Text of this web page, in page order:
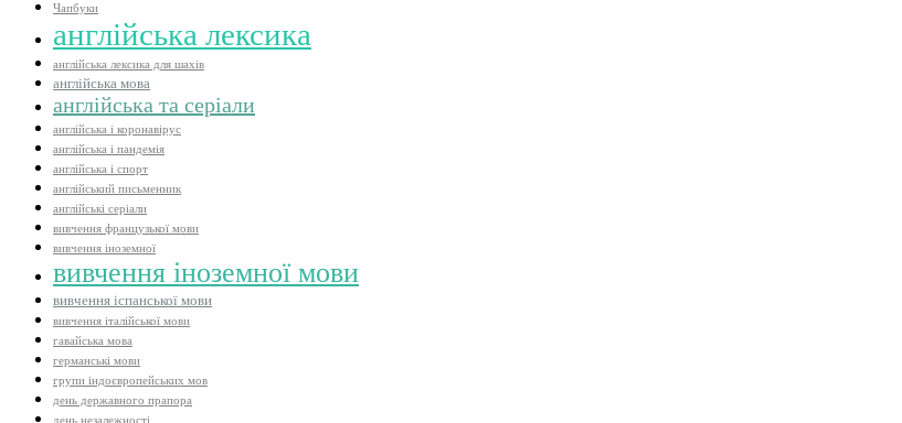
Чапбуки
англійська лексика
англійська лексика для шахів
англійська мова
англійська та серіали
англійська і коронавірус
англійська і пандемія
англійська і спорт
англійський письменник
англійські серіали
вивчення французької мови
вивчення іноземної
вивчення іноземної мови
вивчення іспанської мови
вивчення італійської мови
гавайська мова
германські мови
групи індоєвропейських мов
день державного прапора
день незалежності